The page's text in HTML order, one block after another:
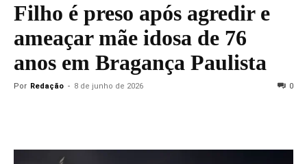
Filho é preso após agredir e
ameaçar mãe idosa de 76
anos em Bragança Paulista
Por Redação - 8 de junho de 2026 0